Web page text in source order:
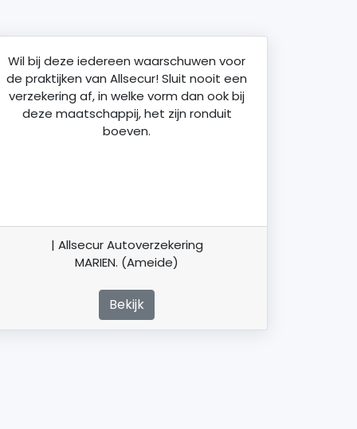
Wil bij deze iedereen waarschuwen voor
de praktijken van Allsecur! Sluit nooit een
verzekering af, in welke vorm dan ook bij
deze maatschappij, het zijn ronduit
boeven.
| Allsecur Autoverzekering
MARIEN. (Ameide)
Bekijk